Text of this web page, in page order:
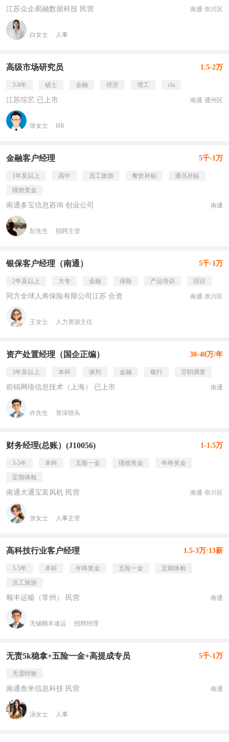
江苏众企易融数据科技 民营 南通·崇川区
白女士 人事
高级市场研究员 1.5-2万
3-8年 硕士 金融 经济 理工 cfa
江苏综艺 已上市 南通·通州区
张女士 HR
金融客户经理 5千-1万
1年及以上 高中 员工旅游 餐饮补贴
通讯补贴
绩效奖金
南通多宝信息咨询 创业公司 南通
彭先生 招聘主管
银保客户经理（南通） 5千-1万
2年及以上 大专 金融 保险 产品培训 回访
同方全球人寿保险有限公司江苏 合资 南通·崇川区
王女士 人力资源主任
资产处置经理（国企正编） 30-40万/年
3年及以上 本科 谈判 金融 银行 尽职调查
前锦网络信息技术（上海） 已上市 南通
许先生 资深猎头
财务经理(总账）(J10056) 1-1.5万
3-5年 本科 五险一金 绩效奖金
年终奖金
定期体检
南通大通宝富风机 民营 南通·崇川区
张女士 人事主管
高科技行业客户经理 1.5-3万·13薪
3-5年 本科 年终奖金 五险一金
定期体检
员工旅游
顺丰运输（常州） 民营 南通
无锡顺丰速运 招聘经理
无责5k稳拿+五险一金+高提成专员 5千-1万
无需经验
南通叁米信息科技 民营 南通
汤女士 人事